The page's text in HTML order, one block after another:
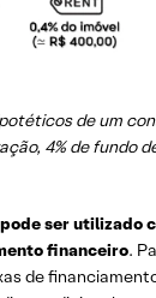
de um
4% de fundo
ser utilizado
financeiro.
de